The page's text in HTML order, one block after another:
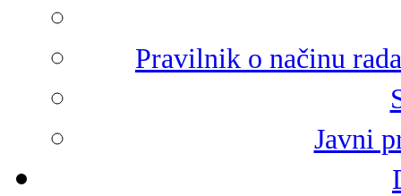
Pravilnik o načinu
Javni